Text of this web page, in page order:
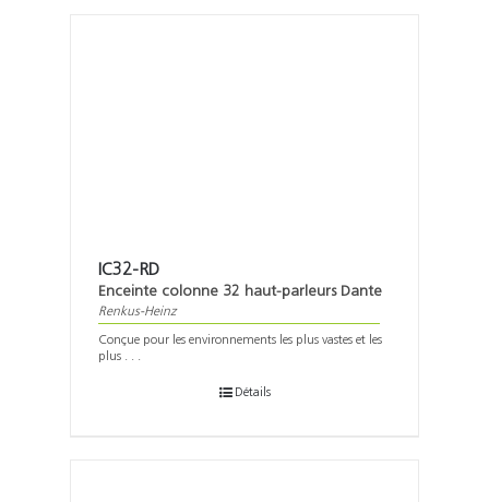
IC32-RD
Enceinte colonne 32 haut-parleurs Dante
Renkus-Heinz
Conçue pour les environnements les plus vastes et les
plus . . .
Détails